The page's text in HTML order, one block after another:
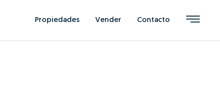
Propiedades Vender Contacto